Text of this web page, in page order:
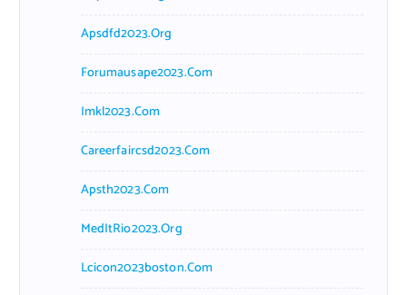
Apsdfd2023.org
Forumausape2023.com
Imkl2023.com
Careerfaircsd2023.com
Apsth2023.com
MedItRio2023.org
Lcicon2023boston.com